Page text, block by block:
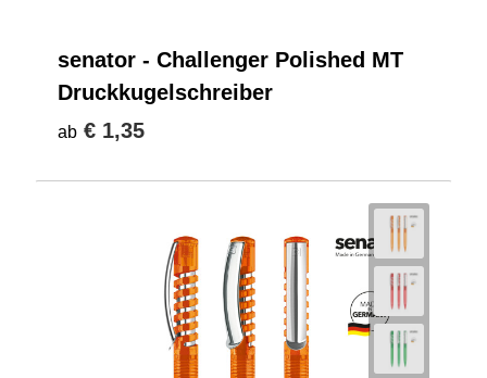
senator - Challenger Polished MT
Druckkugelschreiber
ab € 1,35